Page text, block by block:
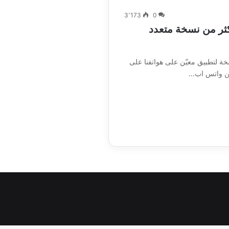
0 3٬173
من نسخة متعدد
لتطبيق معيّن على هواتفنا على
واتس اب…